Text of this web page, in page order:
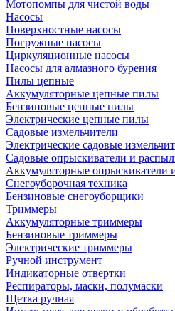
Мотопомпы для чистой воды
Насосы
Поверхностные насосы
Погружные насосы
Циркуляционные насосы
Насосы для алмазного бурения
Пилы цепные
Аккумуляторные цепные пилы
Бензиновые цепные пилы
Электрические цепные пилы
Садовые измельчители
Электрические садовые
Садовые опрыскиватели и
Аккумуляторные опрыскиватели
Снегоуборочная техника
Бензиновые снегоуборщики
Триммеры
Аккумуляторные триммеры
Бензиновые триммеры
Электрические триммеры
Ручной инструмент
Индикаторные отвертки
Респираторы, маски, полумаски
Щетка ручная